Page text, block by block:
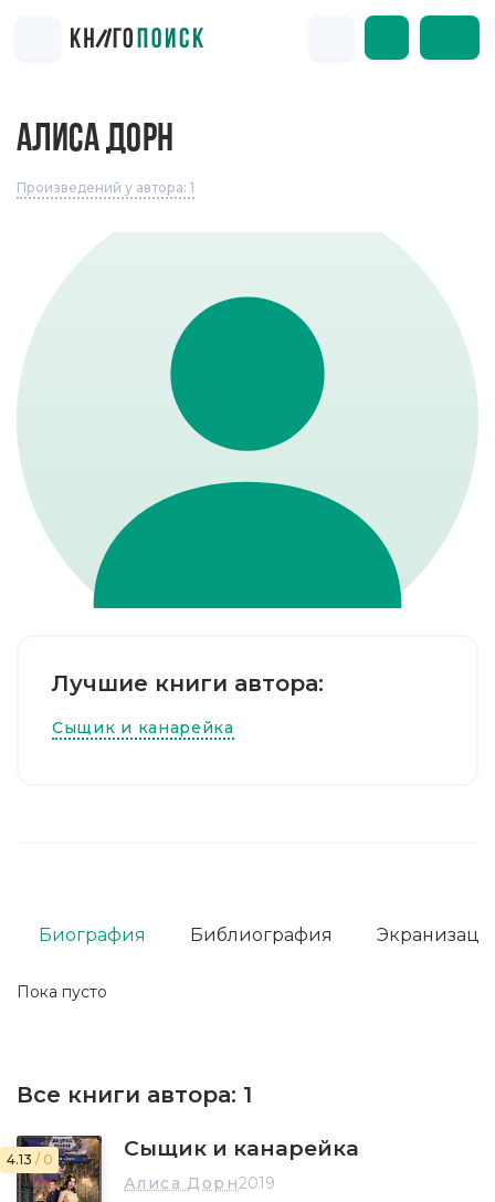
АЛИСА ДОРН
Произведений у автора: 1
Лучшие книги автора:
Сыщик и канарейка
Пока пусто
Биография Библиография
Все книги автора: 1
4.13 / 0 Сыщик и канарейка
Алиса Дорн2019